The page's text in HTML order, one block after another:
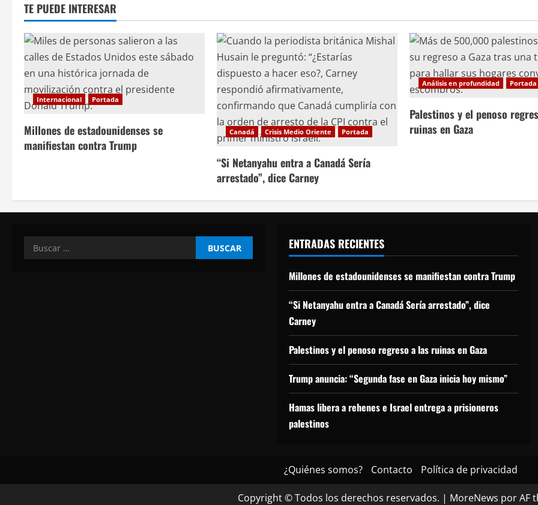
n
d
e
e
n
t
a
d
TE PUEDE INTERESAR
Internacional Portada
Millones de estadounidenses se
manifiestan contra Trump
Canadá Crisis Medio Oriente Portada
“Si Netanyahu entra a Canadá Sería
arrestado”, dice Carney
Análisis en profundidad Portada
Palestinos y el penoso
ruinas en Gaza
Buscar: ENTRADAS RECIENTES
Millones de estadounidenses se manifiestan contra Trump
“Si Netanyahu entra a Canadá Sería arrestado”, dice
Carney
Palestinos y el penoso regreso a las ruinas en Gaza
Trump anuncia: “Segunda fase en Gaza inicia hoy mismo”
Hamas libera a rehenes e Israel entrega a prisioneros
palestinos
¿Quiénes somos? Contacto Política de privacidad
Copyright © Todos los derechos reservados. | MoreNews por AF